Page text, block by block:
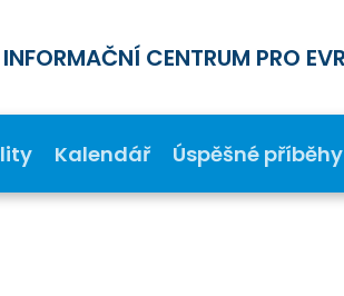
CENTRUM PRO
Kalendář Úspěšné příběhy